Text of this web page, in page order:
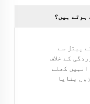
ہوتے ہیں؟
پیتل سے
کے خلاف
کھلے
بنایا